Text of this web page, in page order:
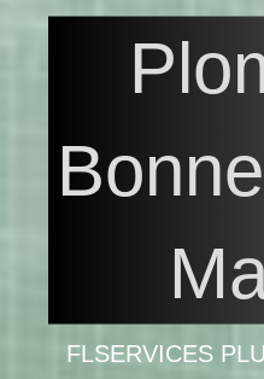
FLSERVICES